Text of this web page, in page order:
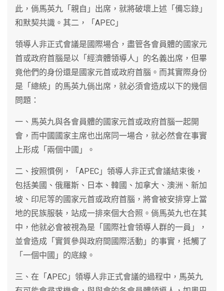
此，倘馬英九「親自」出席，就將破壞上述「備忘錄」
和默契共識。其二，「APEC」
領導人非正式會議是國際場合，盡管各會員體的國家元
首或政府首腦是以「經濟體領導人」的名義出席，但畢
竟他們的身份還是國家元首或政府首腦。而其實際身份
是「總統」的馬英九倘出席，就必須會造成以下的幾個
問題：
一、馬英九與各會員體的國家元首或政府首腦一起開
會，而中國國家主席也出席同一場合，就必然會在事實
上形成「兩個中國」。
二、按照慣例，「APEC」領導人非正式會議結束後，
包括美國、俄羅斯、日本、韓國、加拿大、澳洲、新加
坡、印尼等的國家元首或政府首腦，將會被安排穿上當
地的民族服裝，站成一排來個大合照。倘馬英九也在其
中，他就必會被視為是「國際社會領導人群的一員」，
並會造成「實質參與政府間國際活動」的事實，抵觸了
「一個中國」的底線。
三、在「APEC」領導人非正式會議的過程中，馬英九